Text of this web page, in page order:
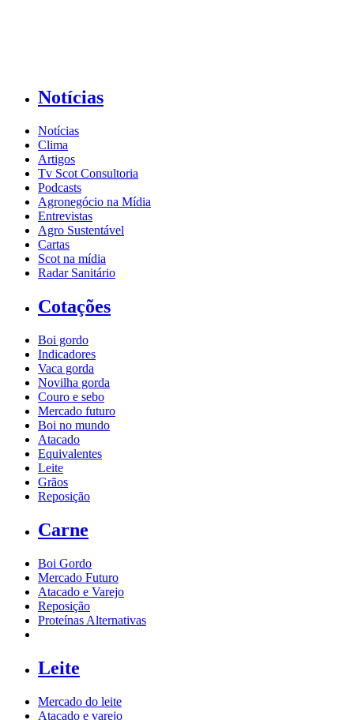
Notícias
Notícias
Clima
Artigos
Tv Scot Consultoria
Podcasts
Agronegócio na Mídia
Entrevistas
Agro Sustentável
Cartas
Scot na mídia
Radar Sanitário
Cotações
Boi gordo
Indicadores
Vaca gorda
Novilha gorda
Couro e sebo
Mercado futuro
Boi no mundo
Atacado
Equivalentes
Leite
Grãos
Reposição
Carne
Boi Gordo
Mercado Futuro
Atacado e Varejo
Reposição
Proteínas Alternativas
Leite
Mercado do leite
Atacado e varejo